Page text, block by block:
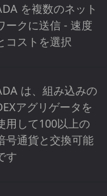
を複数のネット
ークに送信 - 速度
コストを選択
は、組み込みの
アグリゲータを
用して100以上の
号通貨と交換可能
す